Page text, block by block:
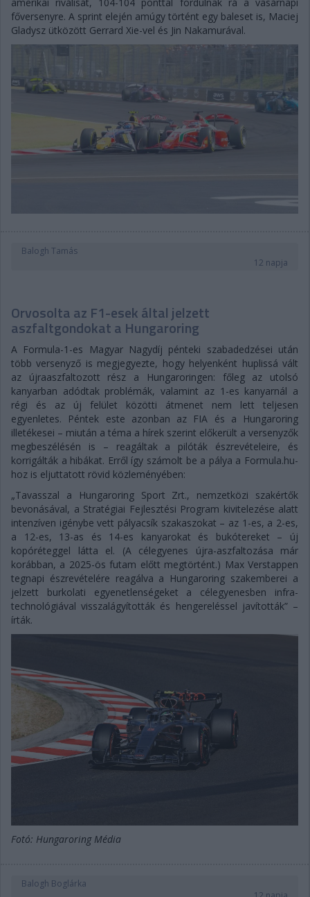
amerikai riválisát, 104-104 ponttal fordulnak rá a vasárnapi
főversenyre. A sprint elején amúgy történt egy baleset is, Maciej
Gladysz ütközött Gerrard Xie-vel és Jin Nakamurával.
Balogh Tamás
12 napja
Orvosolta az F1-esek által jelzett
aszfaltgondokat a Hungaroring
A Formula-1-es Magyar Nagydíj pénteki szabadedzései után
több versenyző is megjegyezte, hogy helyenként huplissá vált
az újraaszfaltozott rész a Hungaroringen: főleg az utolsó
kanyarban adódtak problémák, valamint az 1-es kanyarnál a
régi és az új felület közötti átmenet nem lett teljesen
egyenletes. Péntek este azonban az FIA és a Hungaroring
illetékesei – miután a téma a hírek szerint előkerült a versenyzők
megbeszélésén is – reagáltak a pilóták észrevételeire, és
korrigálták a hibákat. Erről így számolt be a pálya a Formula.hu-
hoz is eljuttatott rövid közleményében:
„Tavasszal a Hungaroring Sport Zrt., nemzetközi szakértők
bevonásával, a Stratégiai Fejlesztési Program kivitelezése alatt
intenzíven igénybe vett pályacsík szakaszokat – az 1-es, a 2-es,
a 12-es, 13-as és 14-es kanyarokat és bukótereket – új
kopóréteggel látta el. (A célegyenes újra-aszfaltozása már
korábban, a 2025-ös futam előtt megtörtént.) Max Verstappen
tegnapi észrevételére reagálva a Hungaroring szakemberei a
jelzett burkolati egyenetlenségeket a célegyenesben infra-
technológiával visszalágyították és hengereléssel javították” –
írták.
Fotó: Hungaroring Média
Balogh Boglárka